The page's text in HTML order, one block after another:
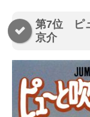
第7位 ピ
京介